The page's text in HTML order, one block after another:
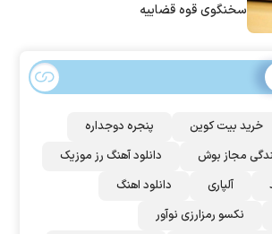
سخنگوی قوه قضاییه
خرید بیت کوین
پنجره دوجداره
مجاز بوش
دانلود آهنگ رز‌ موزیک
آلپاری
دانلود اهنگ
نکسو رمزارزی نوآور